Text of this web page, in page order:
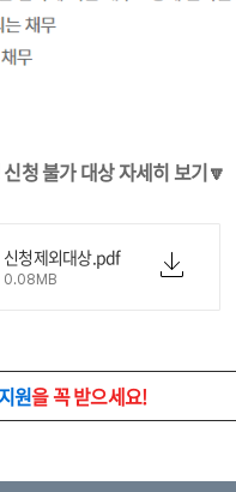
청 불가 대상 자세히 보기🔽
신청제외대상.pdf
0.08MB
원을 꼭 받으세요!